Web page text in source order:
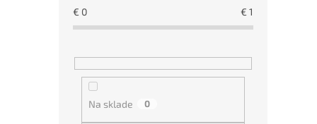
€ 0 € 1
Na sklade 0